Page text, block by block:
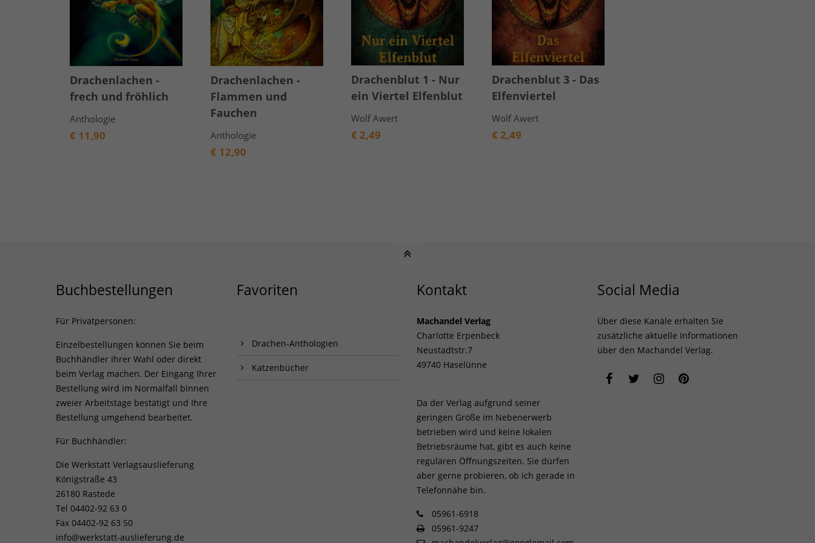
Drachenlachen -
frech und fröhlich
Anthologie
€ 11,90
Drachenlachen -
Flammen und
Fauchen
Anthologie
€ 12,90
Drachenblut 1 - Nur
ein Viertel Elfenblut
Wolf Awert
€2,49
Drachenblut 3 - Das
Elfenviertel
Wolf Awert
€2,49
Buchbestellungen
Für Privatpersonen:
Einzelbestellungen können Sie beim
Buchhändler Ihrer Wahl oder direkt
beim Verlag machen. Der Eingang Ihrer
Bestellung wird im Normalfall binnen
zweier Arbeitstage bestätigt und Ihre
Bestellung umgehend bearbeitet.
Für Buchhändler:
Die Werkstatt Verlagsauslieferung
Königstraße 43
26180 Rastede
Tel 04402-92 63 0
Fax 04402-92 63 50
info@werkstatt-auslieferung.de
Favoriten
Drachen-Anthologien
Katzenbücher
Kontakt
Machandel Verlag
Charlotte Erpenbeck
Neustadtstr.7
49740 Haselünne
Da der Verlag aufgrund seiner
geringen Größe im Nebenerwerb
betrieben wird und keine lokalen
Betriebsräume hat, gibt es auch keine
regulären Öffnungszeiten. Sie dürfen
aber gerne probieren, ob ich gerade in
Telefonnähe bin.
05961-6918
05961-9247
Social Media
Über diese Kanäle erhalten Sie
zusätzliche aktuelle Informationen
über den Machandel Verlag.